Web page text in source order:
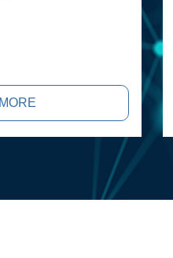
MORE